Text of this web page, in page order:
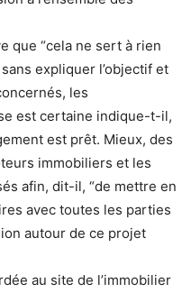
que “cela ne sert à rien
expliquer l’objectif et
les
est certaine indique-t-il,
est prêt. Mieux, des
immobiliers et les
afin, dit-il, “de mettre en
avec toutes les parties
autour de ce projet
au site de l’immobilier